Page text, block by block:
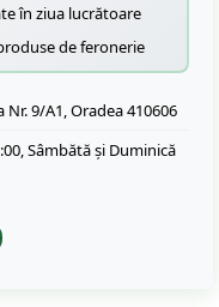
în ziua lucrătoare
de feronerie
9/A1, Oradea 410606
Sâmbătă și Duminică